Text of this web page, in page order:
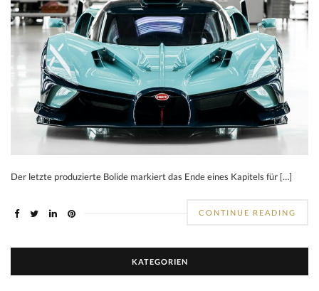
Der letzte produzierte Bolide markiert das Ende eines Kapitels für […]
CONTINUE READING
KATEGORIEN